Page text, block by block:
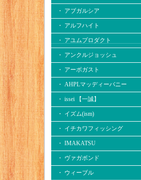
・ アブガルシア
・ アルフハイト
・ アユムプロダクト
・ アンクルジョッシュ
・ アーボガスト
・ AHPLマッディーバニー
・ issei 【一誠】
・ イズム(ism)
・ イチカワフィッシング
・ IMAKATSU
・ ヴァガボンド
・ ウィーブル